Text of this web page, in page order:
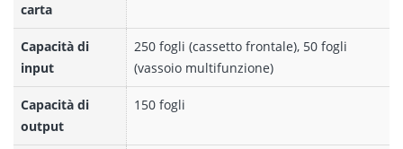
carta
Capacità di
input
250 fogli (cassetto frontale), 50 fogli
(vassoio multifunzione)
Capacità di
output
150 fogli